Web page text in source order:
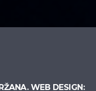
WEB DESIGN: